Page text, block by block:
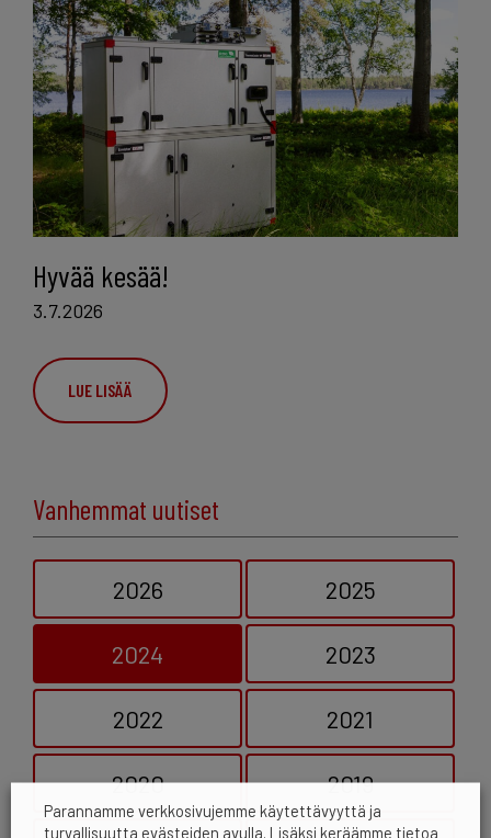
Hyvää kesää!
3.7.2026
LUE LISÄÄ
Vanhemmat uutiset
2026 2025
2024 2023
2022 2021
2020 2019
Parannamme verkkosivujemme käytettävyyttä ja
turvallisuutta evästeiden avulla. Lisäksi keräämme tietoa